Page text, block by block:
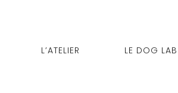
L’ATELIER LE DOG LAB